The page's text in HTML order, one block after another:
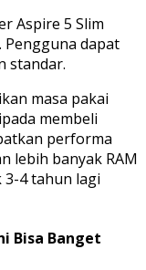
Aspire 5 Slim
Pengguna dapat
standar.
masa pakai
membeli
performa
lebih banyak RAM
3-4 tahun lagi
Bisa Banget